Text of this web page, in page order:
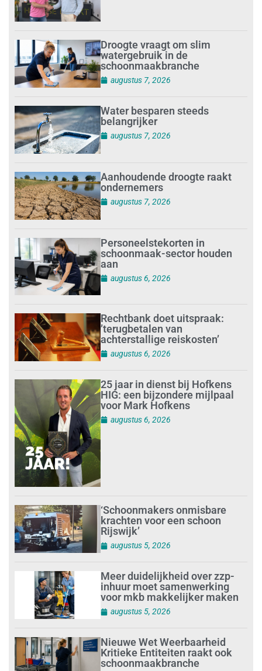
Droogte vraagt om slim
watergebruik in de
schoonmaakbranche
augustus 7, 2026
Water besparen steeds
belangrijker
augustus 7, 2026
Aanhoudende droogte raakt
ondernemers
augustus 7, 2026
Personeelstekorten in
schoonmaak-sector houden
aan
augustus 6, 2026
Rechtbank doet uitspraak:
’terugbetalen van
achterstallige reiskosten’
augustus 6, 2026
25 jaar in dienst bij Hofkens
HIG: een bijzondere mijlpaal
voor Mark Hofkens
augustus 6, 2026
‘Schoonmakers onmisbare
krachten voor een schoon
Rijswijk’
augustus 5, 2026
Meer duidelijkheid over zzp-
inhuur moet samenwerking
voor mkb makkelijker maken
augustus 5, 2026
Nieuwe Wet Weerbaarheid
Kritieke Entiteiten raakt ook
schoonmaakbranche